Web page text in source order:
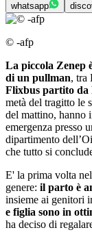
whatsapp
© -afp
La piccola Zenep
di un pullman, tra
Flixbus partito da
metà del tragitto le
del mattino, hanno
emergenza presso
dipartimento
che tutto si
E' la prima volta
genere: il parto è
insieme ai genitori
e figlia sono in
ha deciso di